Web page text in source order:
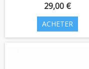
29,00 €
ACHETER